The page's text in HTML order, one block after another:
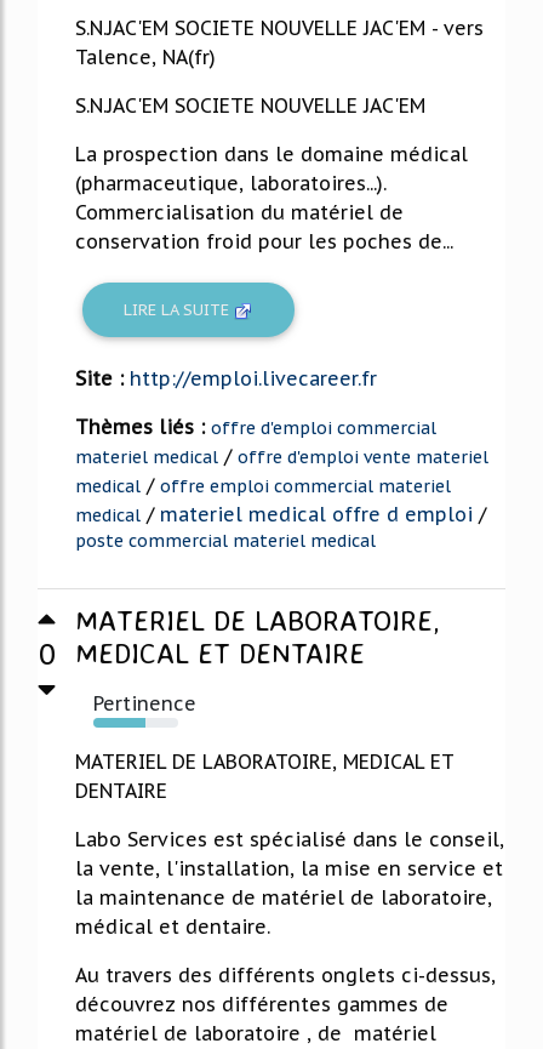
S.N.JAC'EM SOCIETE NOUVELLE JAC'EM - vers
Talence, NA(fr)
S.N.JAC'EM SOCIETE NOUVELLE JAC'EM
La prospection dans le domaine médical
(pharmaceutique, laboratoires...).
Commercialisation du matériel de
conservation froid pour les poches de...
LIRE LA SUITE
Site : http://emploi.livecareer.fr
Thèmes liés : offre d'emploi commercial
materiel medical / offre d'emploi vente materiel
medical / offre emploi commercial materiel
medical / materiel medical offre d emploi /
poste commercial materiel medical
0
MATERIEL DE LABORATOIRE,
MEDICAL ET DENTAIRE
Pertinence
62%
MATERIEL DE LABORATOIRE, MEDICAL ET
DENTAIRE
Labo Services est spécialisé dans le conseil,
la vente, l'installation, la mise en service et
la maintenance de matériel de laboratoire,
médical et dentaire.
Au travers des différents onglets ci-dessus,
découvrez nos différentes gammes de
matériel de laboratoire , de matériel